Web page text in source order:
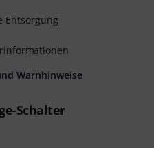
Schalter
Entsorgung
Warnhinweise